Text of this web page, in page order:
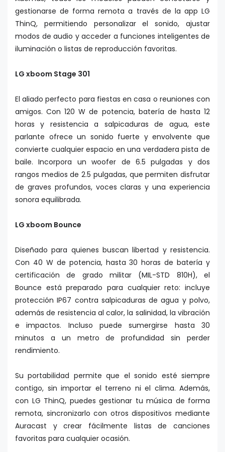
gestionarse de forma remota a través de la app LG
ThinQ, permitiendo personalizar el sonido, ajustar
modos de audio y acceder a funciones inteligentes de
iluminación o listas de reproducción favoritas.
LG xboom Stage 301
El aliado perfecto para fiestas en casa o reuniones con
amigos. Con 120 W de potencia, batería de hasta 12
horas y resistencia a salpicaduras de agua, este
parlante ofrece un sonido fuerte y envolvente que
convierte cualquier espacio en una verdadera pista de
baile. Incorpora un woofer de 6.5 pulgadas y dos
rangos medios de 2.5 pulgadas, que permiten disfrutar
de graves profundos, voces claras y una experiencia
sonora equilibrada.
LG xboom Bounce
Diseñado para quienes buscan libertad y resistencia.
Con 40 W de potencia, hasta 30 horas de batería y
certificación de grado militar (MIL-STD 810H), el
Bounce está preparado para cualquier reto: incluye
protección IP67 contra salpicaduras de agua y polvo,
además de resistencia al calor, la salinidad, la vibración
e impactos. Incluso puede sumergirse hasta 30
minutos a un metro de profundidad sin perder
rendimiento.
Su portabilidad permite que el sonido esté siempre
contigo, sin importar el terreno ni el clima. Además,
con LG ThinQ, puedes gestionar tu música de forma
remota, sincronizarlo con otros dispositivos mediante
Auracast y crear fácilmente listas de canciones
favoritas para cualquier ocasión.